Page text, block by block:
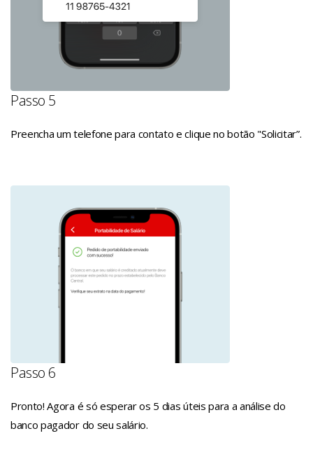
Passo 5
Preencha um telefone para contato e clique no botão "Solicitar”.
Passo 6
Pronto! Agora é só esperar os 5 dias úteis para a análise do
banco pagador do seu salário.